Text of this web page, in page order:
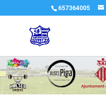
657364005